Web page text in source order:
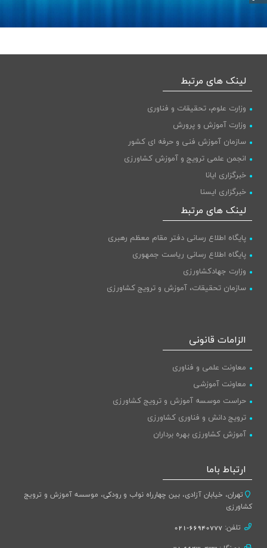
لینک های مرتبط
وزارت علوم، تحقیقات و فناوری
وزارت آموزش و پرورش
سازمان آموزش فنی و حرفه ای کشور
انجمن علمی ترویج و آموزش کشاورزی
خبرگزاری ایانا
خبرگزاری ایسنا
پایگاه اطلاع رسانی دولت
لینک های مرتبط
پایگاه اطلاع رسانی دفتر مقام معظم رهبری
پایگاه اطلاع رسانی ریاست جمهوری
وزارت جهادکشاورزی
سازمان تحقیقات، آموزش و ترویج کشاورزی
الزامات قانونی
معاونت علمی و فناوری
معاونت آموزشی
حراست موسسه آموزش و ترویج کشاورزی
ترویج دانش و فناوری کشاورزی
آموزش کشاورزی بهره برداران
ارتباط باما
تهران، خیابان آزادی، بین چهارراه نواب و رودکی، موسسه آموزش و ترویج
کشاورزی
تلفن: 66940777-021